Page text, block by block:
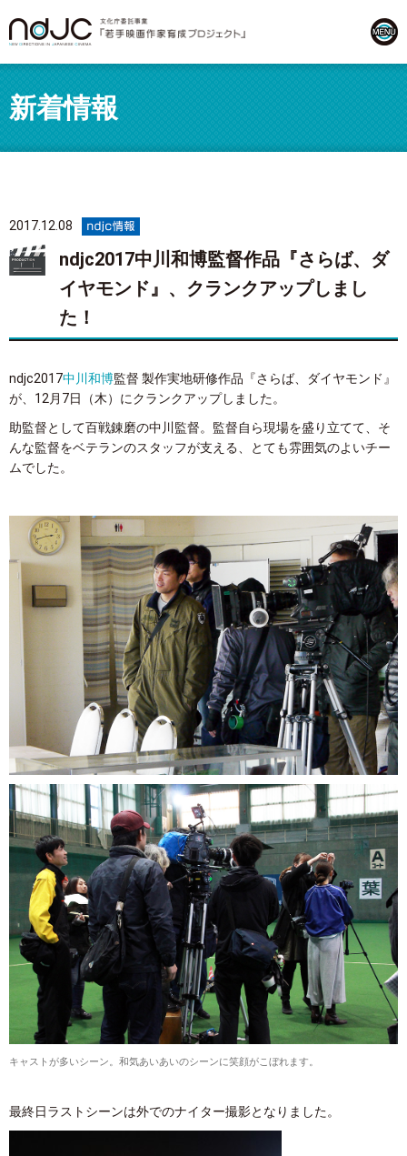
新着情報
2017.12.08
ndjc2017中川和博監督作品『さらば、ダ
イヤモンド』、クランクアップしまし
た！
ndjc2017中川和博監督 製作実地研修作品『さらば、ダイヤモンド』
が、12月7日（木）にクランクアップしました。
助監督として百戦錬磨の中川監督。監督自ら現場を盛り立てて、そ
んな監督をベテランのスタッフが支える、とても雰囲気のよいチー
ムでした。
キャストが多いシーン。和気あいあいのシーンに笑顔がこぼれます。
最終日ラストシーンは外でのナイター撮影となりました。